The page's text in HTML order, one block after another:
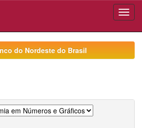
do Nordeste do Brasil